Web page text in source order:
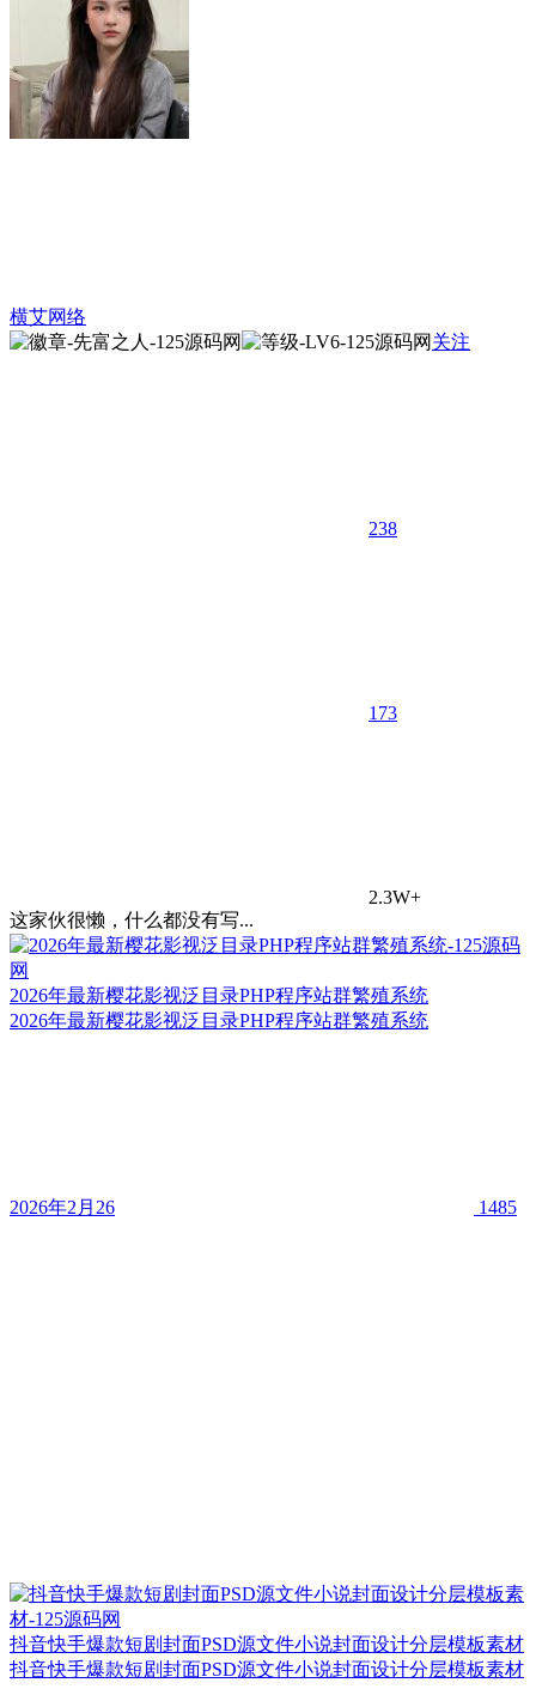
横艾网络
关注
238
173
2.3W+
这家伙很懒，什么都没有写...
2026年最新樱花影视泛目录PHP程序站群繁殖系统
2026年最新樱花影视泛目录PHP程序站群繁殖系统
2026年2月26 1485
抖音快手爆款短剧封面PSD源文件小说封面设计分层模板素材
抖音快手爆款短剧封面PSD源文件小说封面设计分层模板素材